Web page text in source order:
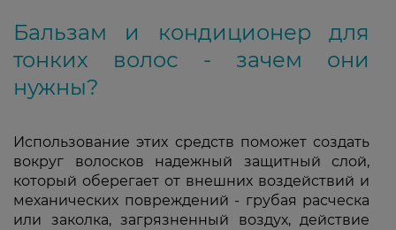
Бальзам и кондиционер для
тонких волос - зачем они
нужны?
Использование этих средств поможет создать
вокруг волосков надежный защитный слой,
который оберегает от внешних воздействий и
механических повреждений - грубая расческа
или заколка, загрязненный воздух, действие